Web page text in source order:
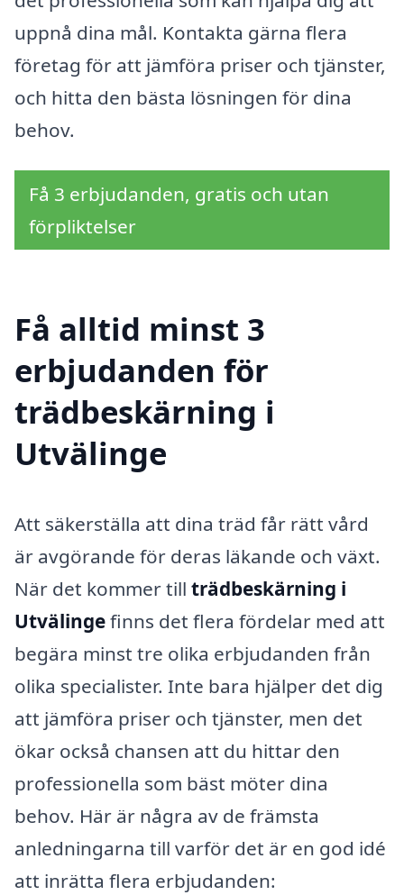
uppnå dina mål. Kontakta gärna flera
företag för att jämföra priser och tjänster,
och hitta den bästa lösningen för dina
behov.
Få 3 erbjudanden, gratis och utan
förpliktelser
Få alltid minst 3
erbjudanden för
trädbeskärning i
Utvälinge
Att säkerställa att dina träd får rätt vård
är avgörande för deras läkande och växt.
När det kommer till trädbeskärning i
Utvälingefinns det flera fördelar med att
begära minst tre olika erbjudanden från
olika specialister. Inte bara hjälper det dig
att jämföra priser och tjänster, men det
ökar också chansen att du hittar den
professionella som bäst möter dina
behov. Här är några av de främsta
anledningarna till varför det är en god idé
att inrätta flera erbjudanden: